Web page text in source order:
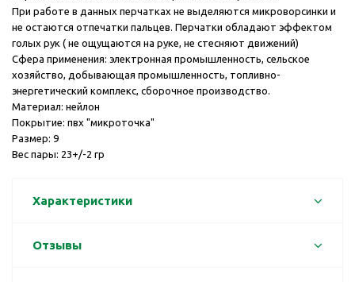
При работе в данных перчатках не выделяются микроворсинки и
не остаются отпечатки пальцев. Перчатки обладают эффектом
голых рук ( не ощущаются на руке, не стесняют движений)
Сфера применения: электронная промышленность, сельское
хозяйство, добывающая промышленность, топливно-
энергетический комплекс, сборочное производство.
Материал: нейлон
Покрытие: пвх "микроточка"
Размер: 9
Вес пары: 23+/-2 гр
Характеристики
Отзывы